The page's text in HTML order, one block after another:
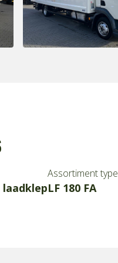
Assortiment type
LF 180 FA